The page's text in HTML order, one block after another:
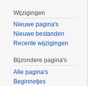
Wijzigingen
Nieuwe pagina's
Nieuwe bestanden
Recente wijzigingen
Bijzondere pagina's
Alle pagina's
Beginnetjes